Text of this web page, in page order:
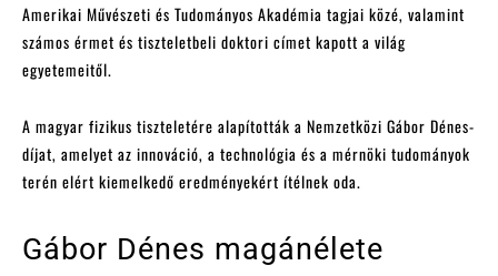
Amerikai Művészeti és Tudományos Akadémia tagjai közé, valamint
számos érmet és tiszteletbeli doktori címet kapott a világ
egyetemeitől.
A magyar fizikus tiszteletére alapították a Nemzetközi Gábor Dénes-
díjat, amelyet az innováció, a technológia és a mérnöki tudományok
terén elért kiemelkedő eredményekért ítélnek oda.
Gábor Dénes magánélete